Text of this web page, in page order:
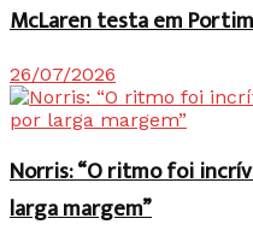
McLaren testa em
26/07/2026
Norris: “O ritmo foi
larga margem”